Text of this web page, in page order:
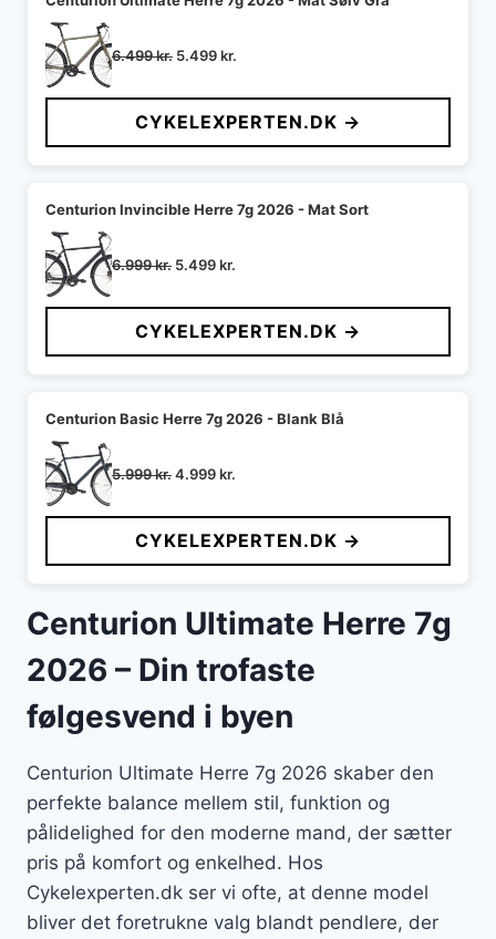
6.499kr. Den
pris
var:
6.499 kr..
5.499kr.
pris
er:
5.499 kr..
CYKELEXPERTEN.DK →
Centurion Invincible Herre 7g 2026 - Mat Sort
6.999kr. Den
pris
var:
6.999 kr..
5.499kr.
pris
er:
5.499 kr..
CYKELEXPERTEN.DK →
Centurion Basic Herre 7g 2026 - Blank Blå
5.999kr.Den
pris
var:
5.999 kr..
4.999kr.
pris
er:
4.999 kr..
CYKELEXPERTEN.DK →
Centurion Ultimate Herre 7g
2026 – Din trofaste
følgesvend i byen
Centurion Ultimate Herre 7g 2026 skaber den
perfekte balance mellem stil, funktion og
pålidelighed for den moderne mand, der sætter
pris på komfort og enkelhed. Hos
Cykelexperten.dk ser vi ofte, at denne model
bliver det foretrukne valg blandt pendlere, der